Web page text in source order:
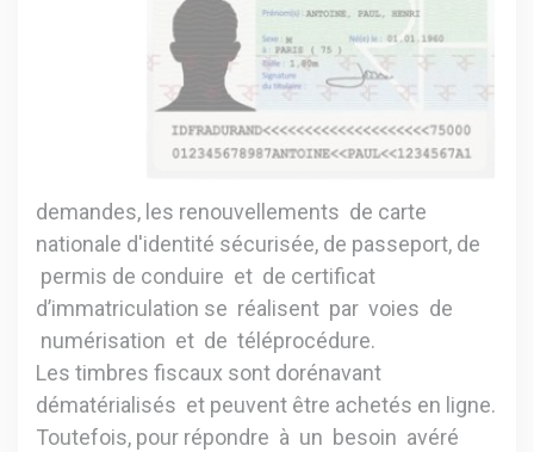
demandes, les renouvellements de carte
nationale d'identité sécurisée, de passeport, de
permis de conduire et de certificat
d’immatriculation se réalisent par voies de
numérisation et de téléprocédure.
Les timbres fiscaux sont dorénavant
dématérialisés et peuvent être achetés en ligne.
Toutefois, pour répondre à un besoin avéré